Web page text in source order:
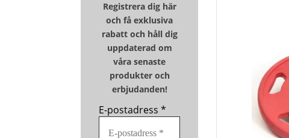
Registrera dig här
och få exklusiva
rabatt och håll dig
uppdaterad om
våra senaste
produkter och
erbjudanden!
E-postadress*